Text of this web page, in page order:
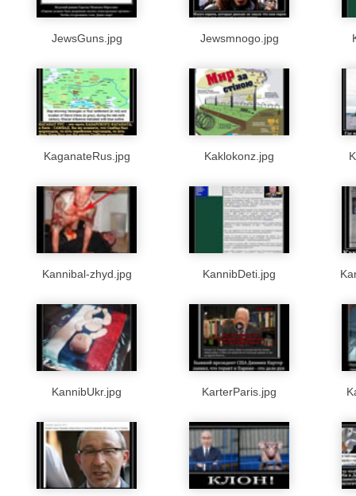
JewsGuns.jpg Jewsmnogo.jpg
KaganateRus.jpg Kaklokonz.jpg
Kannibal-zhyd.jpg KannibDeti.jpg
KannibUkr.jpg KarterParis.jpg